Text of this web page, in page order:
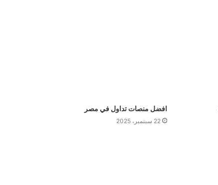
افضل منصات تداول في مصر
22 سبتمبر، 2025